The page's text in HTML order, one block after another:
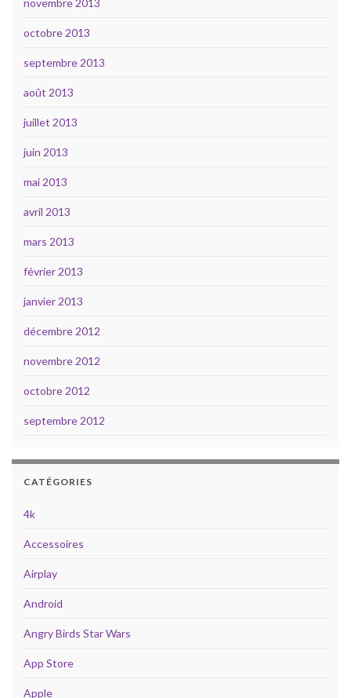
novembre 2013
octobre 2013
septembre 2013
août 2013
juillet 2013
juin 2013
mai 2013
avril 2013
mars 2013
février 2013
janvier 2013
décembre 2012
novembre 2012
octobre 2012
septembre 2012
CATÉGORIES
4k
Accessoires
Airplay
Android
Angry Birds Star Wars
App Store
Apple